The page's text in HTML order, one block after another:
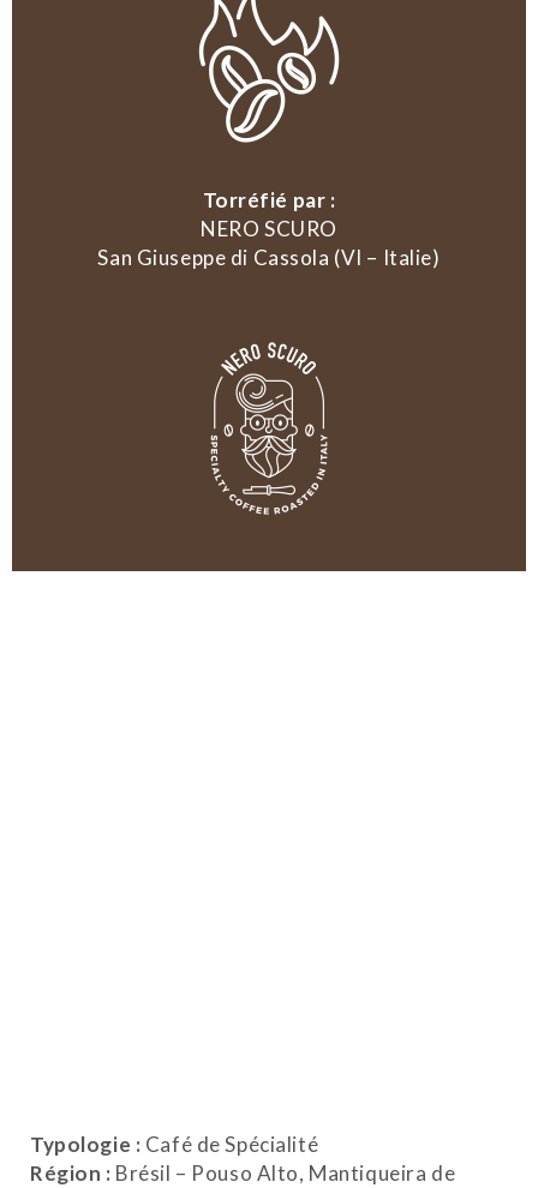
Torréfié par :
NERO SCURO
San Giuseppe di Cassola (VI – Italie)
Typologie : Café de Spécialité
Région : Brésil – Pouso Alto, Mantiqueira de